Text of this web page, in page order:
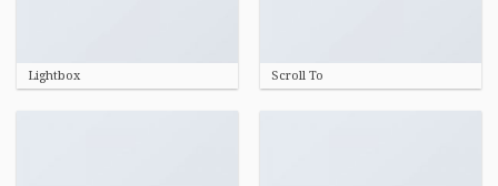
Lightbox Scroll To